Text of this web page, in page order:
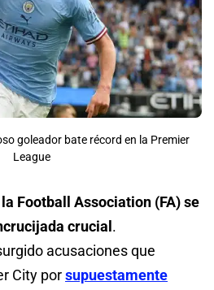
goleador bate récord en la Premier
League
Football Association (FA) se
crucial .
acusaciones que
City porsupuestamente